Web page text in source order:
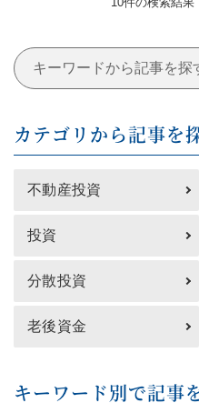
カテゴリから記事を
不動産投資
投資
分散投資
老後資金
キーワード別で記事